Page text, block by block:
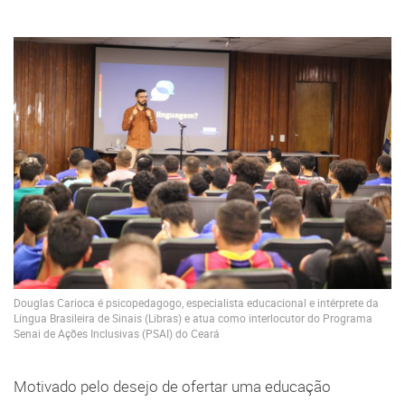
Douglas Carioca é psicopedagogo, especialista educacional e intérprete da
Língua Brasileira de Sinais (Libras) e atua como interlocutor do Programa
Senai de Ações Inclusivas (PSAI) do Ceará
Motivado pelo desejo de ofertar uma educação